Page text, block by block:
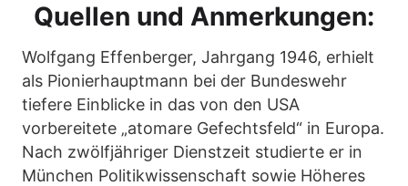
Quellen und Anmerkungen:
Wolfgang Effenberger, Jahrgang 1946, erhielt
als Pionierhauptmann bei der Bundeswehr
tiefere Einblicke in das von den USA
vorbereitete „atomare Gefechtsfeld“ in Europa.
Nach zwölfjähriger Dienstzeit studierte er in
München Politikwissenschaft sowie Höheres